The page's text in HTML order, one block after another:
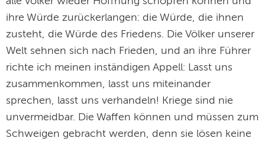
ihre Würde zurückerlangen: die Würde, die ihnen
zusteht, die Würde des Friedens. Die Völker unserer
Welt sehnen sich nach Frieden, und an ihre Führer
richte ich meinen inständigen Appell: Lasst uns
zusammenkommen, lasst uns miteinander
sprechen, lasst uns verhandeln! Kriege sind nie
unvermeidbar. Die Waffen können und müssen zum
Schweigen gebracht werden, denn sie lösen keine